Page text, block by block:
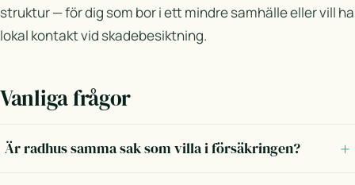
struktur — för dig som bor i ett mindre samhälle eller vill ha
lokal kontakt vid skadebesiktning.
Vanliga frågor
Är radhus samma sak som villa i försäkringen?